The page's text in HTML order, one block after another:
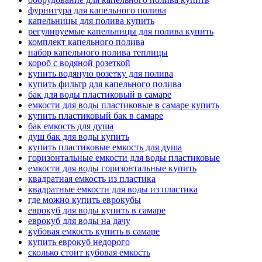
фурнитура для капельного полива
капельницы для полива купить
регулируемые капельницы для полива купить
комплект капельного полива
набор капельного полива теплицы
короб с водяной розеткой
купить водяную розетку для полива
купить фильтр для капельного полива
бак для воды пластиковый в самаре
емкости для воды пластиковые в самаре купить
купить пластиковый бак в самаре
бак емкость для душа
душ бак для воды купить
купить пластиковые емкость для душа
горизонтальные емкости для воды пластиковые
емкости для воды горизонтальные купить
квадратная емкость из пластика
квадратные емкости для воды из пластика
где можно купить еврокубы
еврокуб для воды купить в самаре
еврокуб для воды на дачу
кубовая емкость купить в самаре
купить еврокуб недорого
сколько стоит кубовая емкость